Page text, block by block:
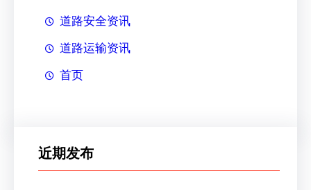
道路安全资讯
道路运输资讯
首页
近期发布